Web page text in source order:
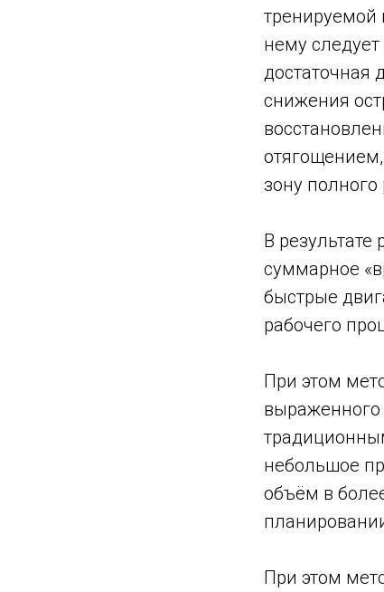
тренируемой
нему
достаточная
снижения
зону
В
суммарное
быстрые
рабочего
При этом
небольшое
объём в
При этом